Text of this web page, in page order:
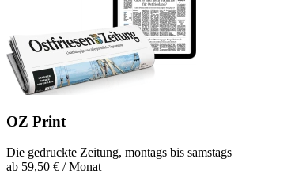
OZ Print
Die gedruckte Zeitung, montags bis samstags
ab 59,50 € / Monat